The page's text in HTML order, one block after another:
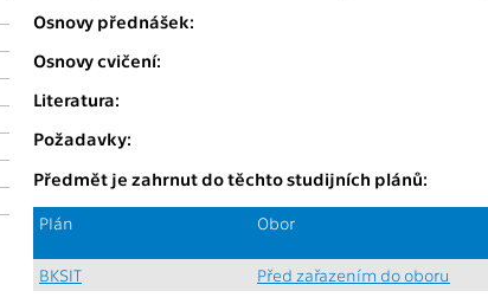
Osnovy přednášek:
Osnovy cvičení:
Literatura:
Požadavky:
Předmět je zahrnut do těchto studijních plánů:
Plán Obor
BKSIT
Před zařazením do oboru